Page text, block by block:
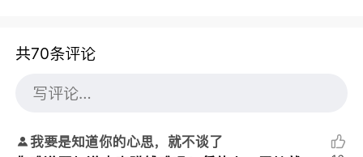
共70条评论
我要是知道你的心思，就不谈了